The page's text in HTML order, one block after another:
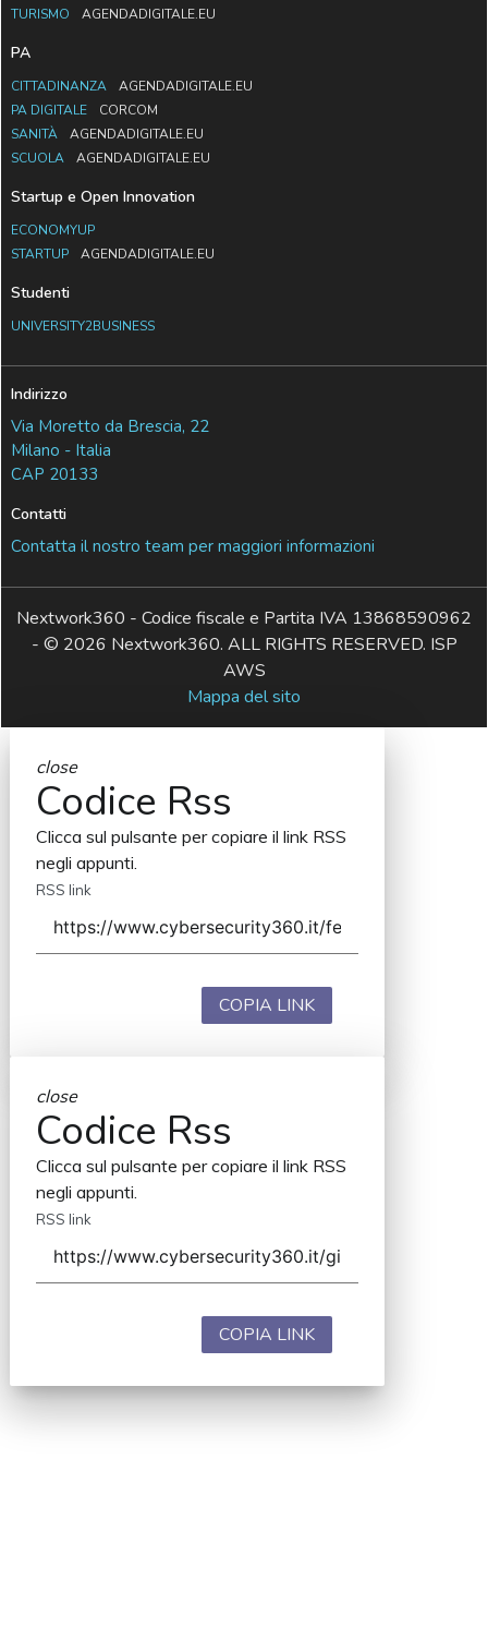
TURISMO
AGENDADIGITALE.EU
PA
CITTADINANZA
AGENDADIGITALE.EU
PA DIGITALE
CORCOM
SANITÀ
AGENDADIGITALE.EU
SCUOLA
AGENDADIGITALE.EU
Startup e Open Innovation
ECONOMYUP
STARTUP
AGENDADIGITALE.EU
Studenti
UNIVERSITY2BUSINESS
Indirizzo
Via Moretto da Brescia, 22
Milano - Italia
CAP 20133
Contatti
Contatta il nostro team per maggiori informazioni
Nextwork360 - Codice fiscale e Partita IVA 13868590962
- © 2026 Nextwork360. ALL RIGHTS RESERVED. ISP
AWS
Mappa del sito
close
Codice Rss
Clicca sul pulsante per copiare il link RSS
negli appunti.
RSS link
COPIA LINK
close
Codice Rss
Clicca sul pulsante per copiare il link RSS
negli appunti.
RSS link
COPIA LINK